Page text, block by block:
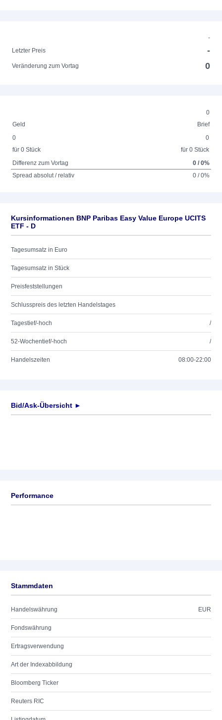
-
Letzter Preis
-
Veränderung zum Vortag 0
0
Geld
Brief
0
für 0 Stück
0
für 0 Stück
Differenz zum Vortag
0 / 0%
Spread absolut / relativ
0 / 0%
Kursinformationen BNP Paribas Easy Value Europe UCITS
ETF - D
Tagesumsatz in Euro
Tagesumsatz in Stück
Preisfeststellungen
Schlusspreis des letzten Handelstages
Tagestief/-hoch /
52-Wochentief/-hoch /
Handelszeiten 08:00-22:00
Bid/Ask-Übersicht ►
Performance
Stammdaten
Handelswährung EUR
Fondswährung
Ertragsverwendung
Art der Indexabbildung
Bloomberg Ticker
Reuters RIC